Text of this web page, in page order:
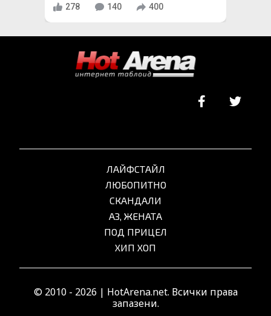
278 140 400
ЛАЙФСТАЙЛ
ЛЮБОПИТНО
СКАНДАЛИ
АЗ, ЖЕНАТА
ПОД ПРИЦЕЛ
ХИП ХОП
© 2010 - 2026 | HotArena.net. Всички права
запазени.